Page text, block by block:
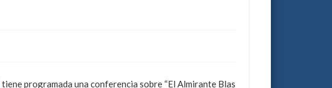
tiene programada una conferencia sobre “El Almirante Blas